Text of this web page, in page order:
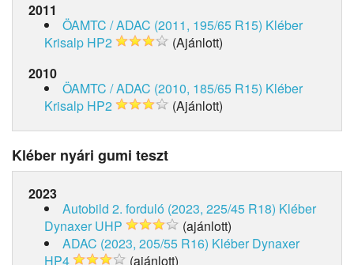
2011
ÖAMTC / ADAC (2011, 195/65 R15) Kléber
Krisalp HP2
(Ajánlott)
2010
ÖAMTC / ADAC (2010, 185/65 R15) Kléber
Krisalp HP2
(Ajánlott)
Kléber nyári gumi teszt
2023
Autobild 2. forduló (2023, 225/45 R18) Kléber
Dynaxer UHP
(ajánlott)
ADAC (2023, 205/55 R16) Kléber Dynaxer
HP4
(ajánlott)